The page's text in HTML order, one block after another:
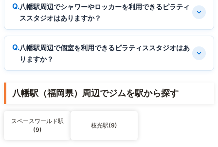
八幡駅周辺でシャワーやロッカーを利用できるピラティ
ススタジオはありますか？
八幡駅周辺で個室を利用できるピラティススタジオはあ
りますか？
八幡駅（福岡県）周辺でジムを駅から探す
スペースワールド駅
(9)
枝光駅(9)